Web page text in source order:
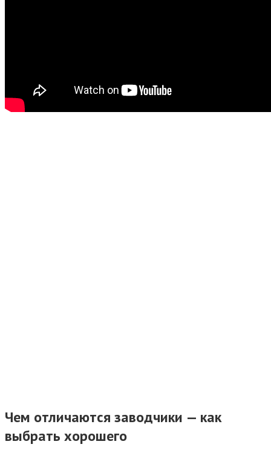
Чем отличаются заводчики — как
выбрать хорошего